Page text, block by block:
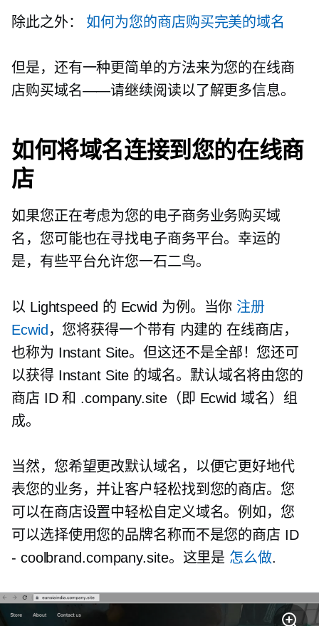
除此之外： 如何为您的商店购买完美的域名
但是，还有一种更简单的方法来为您的在线商
店购买域名——请继续阅读以了解更多信息。
如何将域名连接到您的在线商
店
如果您正在考虑为您的电子商务业务购买域
名，您可能也在寻找电子商务平台。幸运的
是，有些平台允许您一石二鸟。
以 Lightspeed 的 Ecwid 为例。当你 注册
Ecwid ，您将获得一个带有 内建的 在线商店，
也称为 Instant Site。但这还不是全部！您还可
以获得 Instant Site 的域名。默认域名将由您的
商店 ID 和 .company.site（即 Ecwid 域名）组
成。
当然，您希望更改默认域名，以便它更好地代
表您的业务，并让客户轻松找到您的商店。您
可以在商店设置中轻松自定义域名。例如，您
可以选择使用您的品牌名称而不是您的商店 ID
- coolbrand.company.site。这里是 怎么做.